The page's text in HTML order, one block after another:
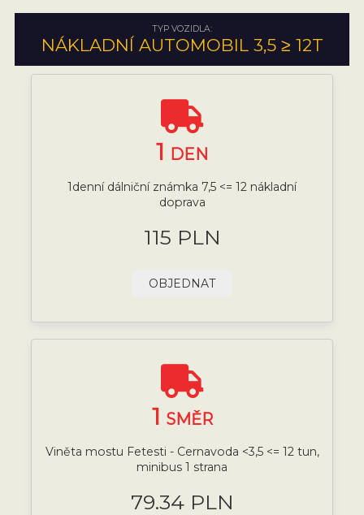
TYP VOZIDLA:
NÁKLADNÍ AUTOMOBIL 3,5 ≥ 12T
1 DEN
1denní dálniční známka 7,5 <= 12 nákladní
doprava
115 PLN
OBJEDNAT
1 SMĚR
Viněta mostu Fetesti - Cernavoda <3,5 <= 12 tun,
minibus 1 strana
79.34 PLN